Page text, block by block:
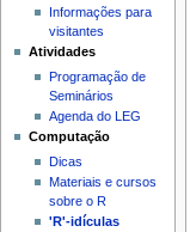
Informações para
visitantes
Atividades
Programação de
Seminários
Agenda do LEG
Computação
Dicas
Materiais e cursos
sobre o R
'R'-idículas